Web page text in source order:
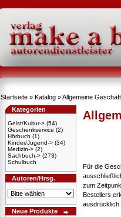
Startseite » Katalog »Allgemeine
Kategorien
Geist/Kultur-> (54)
Geschenkservice (2)
Hörbuch (1)
Kinder/Jugend-> (34)
Medizin-> (2)
Sachbuch-> (273)
Schulbuch
Autoren/Hrsg.
Neue Produkte
Für die
zum
Bestellers
ausdrücklich